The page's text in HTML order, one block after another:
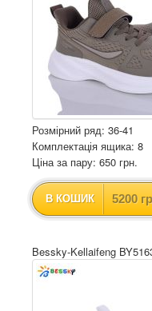
Розмірний ряд: 36-41
Комплектація ящика: 8
Ціна за пару: 650 грн.
В КОШИК 5200
Bessky-Kellaifeng